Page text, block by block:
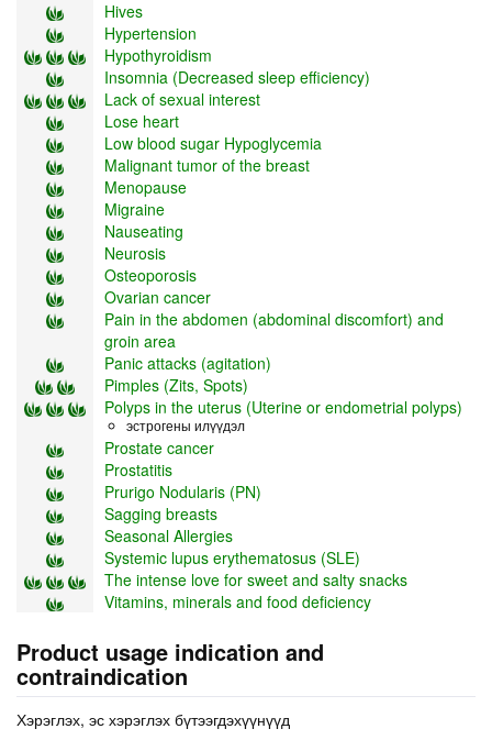
Hives
Hypertension
Hypothyroidism
Insomnia (Decreased sleep efficiency)
Lack of sexual interest
Lose heart
Low blood sugar Hypoglycemia
Malignant tumor of the breast
Menopause
Migraine
Nauseating
Neurosis
Osteoporosis
Ovarian cancer
Pain in the abdomen (abdominal discomfort) and
groin area
Panic attacks (agitation)
Pimples (Zits, Spots)
Polyps in the uterus (Uterine or endometrial polyps)
эстрогены илүүдэл
Prostate cancer
Prostatitis
Prurigo Nodularis (PN)
Sagging breasts
Seasonal Allergies
Systemic lupus erythematosus (SLE)
The intense love for sweet and salty snacks
Vitamins, minerals and food deficiency
Product usage indication and
contraindication
Хэрэглэх, эс хэрэглэх бүтээгдэхүүнүүд